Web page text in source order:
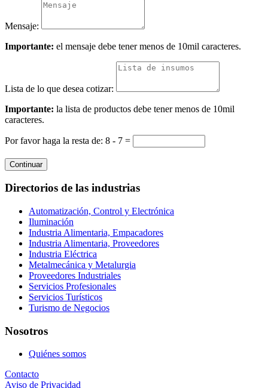
Mensaje:
Importante: el mensaje debe tener menos de 10mil caracteres.
Lista de lo que desea cotizar:
Importante: la lista de productos debe tener menos de 10mil
caracteres.
Por favor haga la resta de: 8 - 7 =
Continuar
Directorios de las industrias
Automatización, Control y Electrónica
Iluminación
Industria Alimentaria, Empacadores
Industria Alimentaria, Proveedores
Industria Eléctrica
Metalmecánica y Metalurgia
Proveedores Industriales
Servicios Profesionales
Servicios Turísticos
Turismo de Negocios
Nosotros
Quiénes somos
Contacto
Aviso de Privacidad